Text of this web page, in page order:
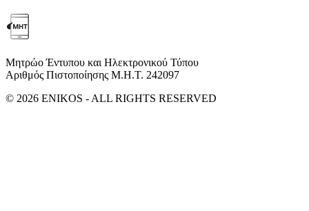
Μητρώο Έντυπου και Ηλεκτρονικού Τύπου
Αριθμός Πιστοποίησης Μ.Η.Τ. 242097
© 2026 ENIKOS - ALL RIGHTS RESERVED